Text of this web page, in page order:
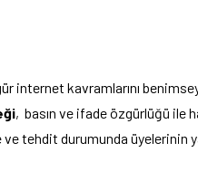
internet kavramlarını
, basın ve ifade özgürlüğü ile
tehdit durumunda üyelerinin